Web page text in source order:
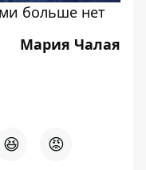
больше нет
Мария Чалая
😆 😡